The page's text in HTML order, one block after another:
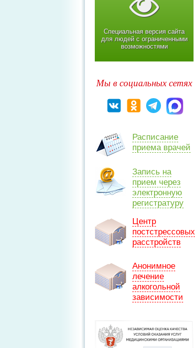
Специальная версия сайта
для людей с ограниченными
возможностями
Мы в социальных сетях
Расписание
приема врачей
Запись на
прием через
электронную
регистратуру
Центр
постстрессовых
расстройств
Анонимное
лечение
алкогольной
зависимости